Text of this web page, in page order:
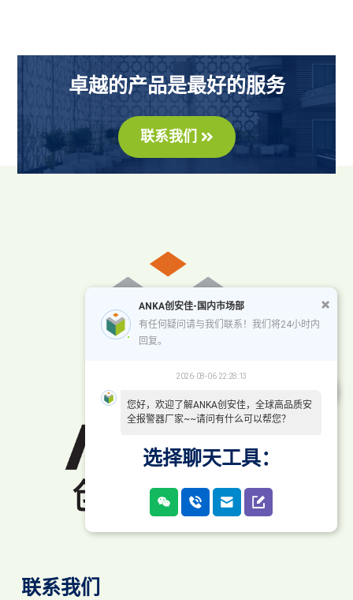
卓越的产品是最好的服务
联系我们
联系我们
ANKA创安佳-国内市场部
有任何疑问请与我们联系！我们将24小时内
回复。
2026-08-06 22:28:13
您好，欢迎了解ANKA创安佳，全球高品质安
全报警器厂家~~请问有什么可以帮您？
选择聊天工具：